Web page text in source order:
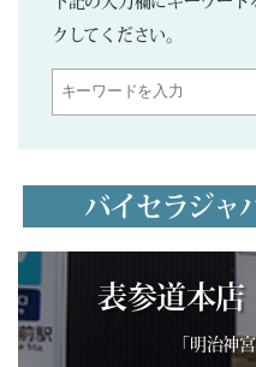
クしてください。
バイセラジャ
表参道本
「明治神